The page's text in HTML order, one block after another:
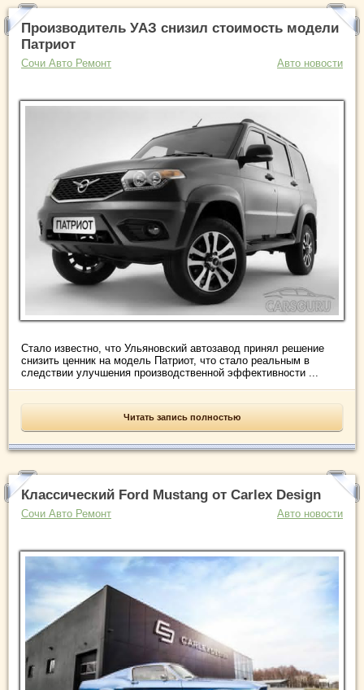
Производитель УАЗ снизил стоимость модели
Патриот
Сочи Авто Ремонт Авто новости
Стало известно, что Ульяновский автозавод принял решение
снизить ценник на модель Патриот, что стало реальным в
следствии улучшения производственной эффективности ...
Читать запись полностью
Классический Ford Mustang от Carlex Design
Сочи Авто Ремонт Авто новости